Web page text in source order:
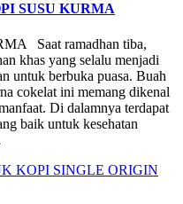
SUSU KURMA
Saat ramadhan tiba,
khas yang selalu menjadi
untuk berbuka puasa. Buah
cokelat ini memang dikenal
Di dalamnya terdapat
baik untuk kesehatan